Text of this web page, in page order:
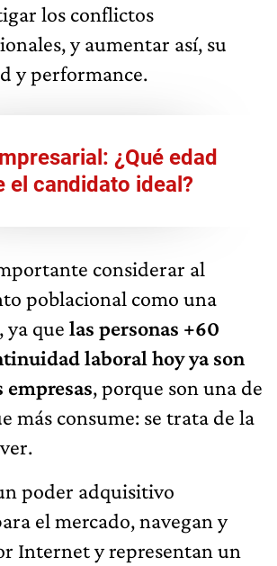
los conflictos
y aumentar así, su
y performance.
¿Qué edad
el candidato ideal?
considerar al
poblacional como una
que las personas +60
laboral hoy ya son
empresas, porque son una de
más consume: se trata de la
poder adquisitivo
el mercado, navegan y
Internet y representan un